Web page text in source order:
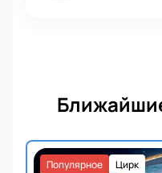
Цирк
Популярное